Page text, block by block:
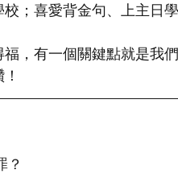
；喜愛背金句、上主日
，有一個關鍵點就是我
？